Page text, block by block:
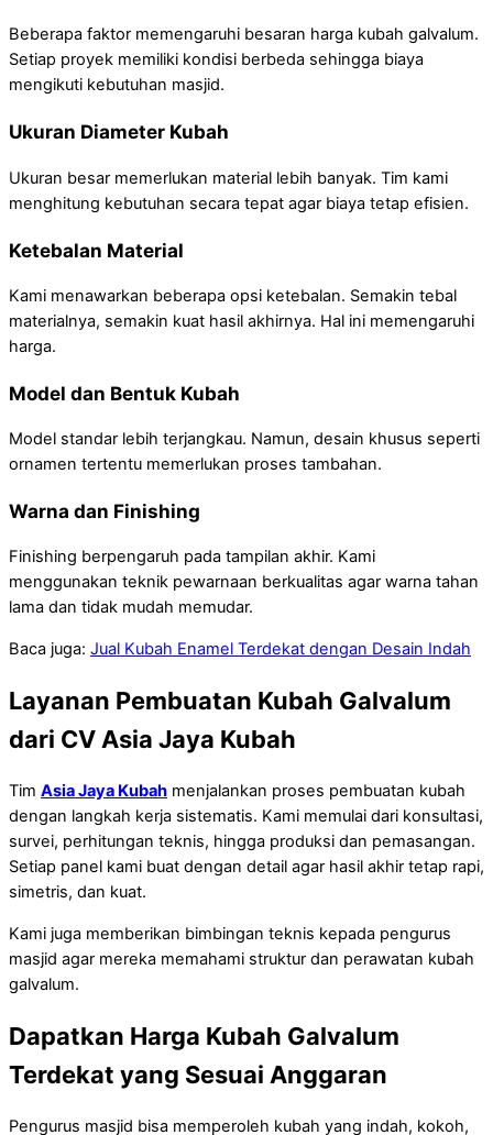
Beberapa faktor memengaruhi besaran harga kubah galvalum.
Setiap proyek memiliki kondisi berbeda sehingga biaya
mengikuti kebutuhan masjid.
Ukuran Diameter Kubah
Ukuran besar memerlukan material lebih banyak. Tim kami
menghitung kebutuhan secara tepat agar biaya tetap efisien.
Ketebalan Material
Kami menawarkan beberapa opsi ketebalan. Semakin tebal
materialnya, semakin kuat hasil akhirnya. Hal ini memengaruhi
harga.
Model dan Bentuk Kubah
Model standar lebih terjangkau. Namun, desain khusus seperti
ornamen tertentu memerlukan proses tambahan.
Warna dan Finishing
Finishing berpengaruh pada tampilan akhir. Kami
menggunakan teknik pewarnaan berkualitas agar warna tahan
lama dan tidak mudah memudar.
Baca juga: Jual Kubah Enamel Terdekat dengan Desain Indah
Layanan Pembuatan Kubah Galvalum
dari CV Asia Jaya Kubah
Tim Asia Jaya Kubah menjalankan proses pembuatan kubah
dengan langkah kerja sistematis. Kami memulai dari konsultasi,
survei, perhitungan teknis, hingga produksi dan pemasangan.
Setiap panel kami buat dengan detail agar hasil akhir tetap rapi,
simetris, dan kuat.
Kami juga memberikan bimbingan teknis kepada pengurus
masjid agar mereka memahami struktur dan perawatan kubah
galvalum.
Dapatkan Harga Kubah Galvalum
Terdekat yang Sesuai Anggaran
Pengurus masjid bisa memperoleh kubah yang indah, kokoh,